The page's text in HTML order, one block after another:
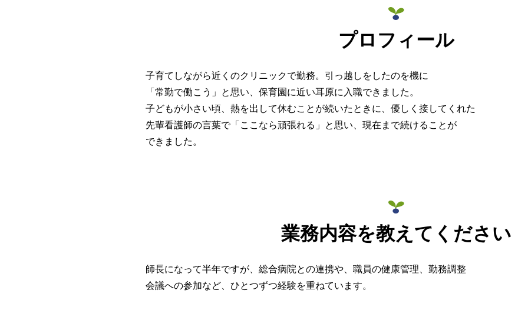
プロフィール
子育てしながら近くのクリニックで勤務。引っ越しをしたのを機に
「常勤で働こう」と思い、保育園に近い耳原に入職できました。
子どもが小さい頃、熱を出して休むことが続いたときに、優しく接してくれた
先輩看護師の言葉で「ここなら頑張れる」と思い、現在まで続けることが
できました。
業務内容を教えてください
師長になって半年ですが、総合病院との連携や、職員の健康管理、勤務調整
会議への参加など、ひとつずつ経験を重ねています。